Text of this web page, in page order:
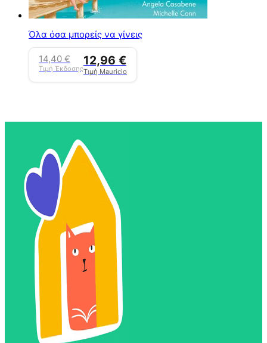
Όλα όσα μπορείς να γίνεις
14,40 €
Τιμή Έκδοσης
12,96 €
Τιμή Mauricio